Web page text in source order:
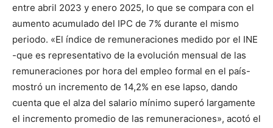
entre abril 2023 y enero 2025, lo que se compara con el
aumento acumulado del IPC de 7% durante el mismo
periodo. «El índice de remuneraciones medido por el INE
-que es representativo de la evolución mensual de las
remuneraciones por hora del empleo formal en el país-
mostró un incremento de 14,2% en ese lapso, dando
cuenta que el alza del salario mínimo superó largamente
el incremento promedio de las remuneraciones», acotó el